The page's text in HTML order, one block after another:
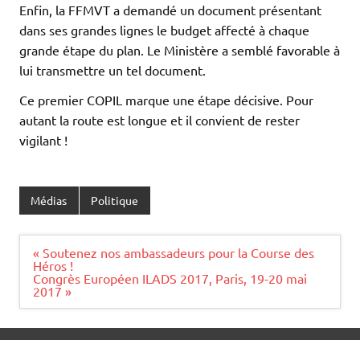
Enfin, la FFMVT a demandé un document présentant
dans ses grandes lignes le budget affecté à chaque
grande étape du plan. Le Ministère a semblé favorable à
lui transmettre un tel document.
Ce premier COPIL marque une étape décisive. Pour
autant la route est longue et il convient de rester
vigilant !
Médias Politique
Navigation
de
l’article
« Soutenez nos ambassadeurs pour la Course des
Héros !
Congrès Européen ILADS 2017, Paris, 19-20 mai
2017 »